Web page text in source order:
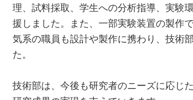
理、試料採取、学生への分析指導、実験
援しました。また、一部実験装置の製作
気系の職員も設計や製作に携わり、技術
た。
技術部は、今後も研究者のニーズに応じ